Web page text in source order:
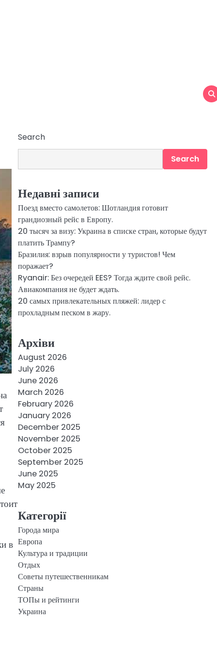
в
Search
Search
Недавні записи
Поезд вместо самолетов: Шотландия готовит
грандиозный рейс в Европу.
20 тысяч за визу: Украина в списке стран, которые будут
платить Трампу?
Бразилия: взрыв популярности у туристов! Чем
поражает?
Ryanair: Без очередей EES? Тогда ждите свой рейс.
Авиакомпания не будет ждать.
20 самых привлекательных пляжей: лидер с
прохладным песком в жару.
Архіви
August 2026
July 2026
June 2026
March 2026
February 2026
January 2026
December 2025
November 2025
October 2025
September 2025
June 2025
May 2025
Категорії
Города мира
Европа
Культура и традиции
Отдых
Советы путешественникам
Страны
ТОПы и рейтинги
Украина